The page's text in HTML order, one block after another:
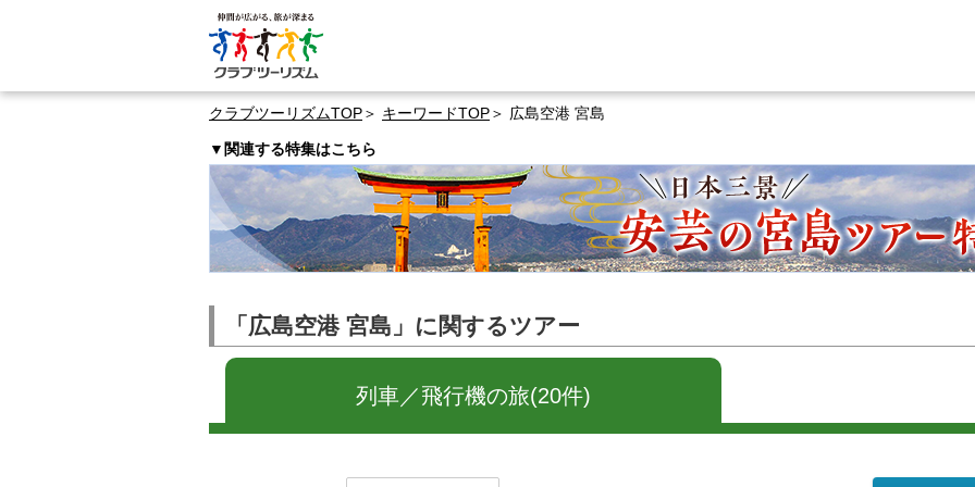
クラブツーリズムTOP キーワードTOP 広島空港 宮島
▼関連する特集はこちら
「広島空港 宮島」に関するツアー
列車／飛行機の旅(20件)